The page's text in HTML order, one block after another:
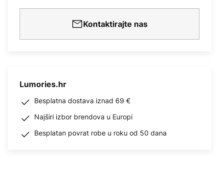
Kontaktirajte nas
Lumories.hr
Besplatna dostava iznad 69 €
Najširi izbor brendova u Europi
Besplatan povrat robe u roku od 50 dana